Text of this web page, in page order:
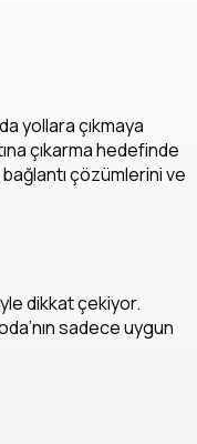
yollara çıkmaya
çıkarma hedefinde
çözümlerini ve
dikkat çekiyor.
sadece uygun